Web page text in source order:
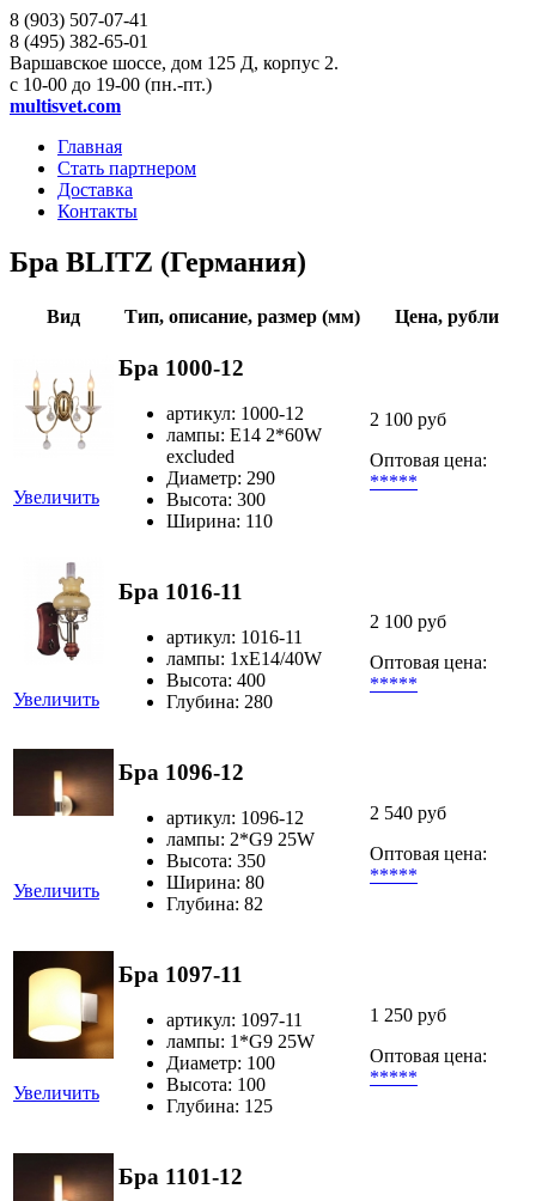
8 (903) 507-07-41
8 (495) 382-65-01
Варшавское шоссе, дом 125 Д, корпус 2.
с 10-00 до 19-00 (пн.-пт.)
multisvet.com
Главная
Стать партнером
Доставка
Контакты
Бра BLITZ (Германия)
Вид Тип, описание, размер (мм) Цена, рубли
Увеличить
Бра 1000-12
артикул: 1000-12
лампы: E14 2*60W
excluded
Диаметр: 290
Высота: 300
Ширина: 110
2 100 руб
Оптовая цена:
*****
Увеличить
Бра 1016-11
артикул: 1016-11
лампы: 1хЕ14/40W
Высота: 400
Глубина: 280
2 100 руб
Оптовая цена:
*****
Увеличить
Бра 1096-12
артикул: 1096-12
лампы: 2*G9 25W
Высота: 350
Ширина: 80
Глубина: 82
2 540 руб
Оптовая цена:
*****
Увеличить
Бра 1097-11
артикул: 1097-11
лампы: 1*G9 25W
Диаметр: 100
Высота: 100
Глубина: 125
1 250 руб
Оптовая цена:
*****
Бра 1101-12